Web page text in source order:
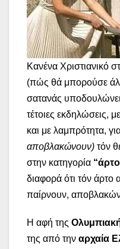
Κανένα Χριστιανικό
(πώς θά μπορούσε
σατανάς
τέτοιες εκδηλώσεις,
και με λαμπρότητα,
αποβλακώνουν) τόν
στην κατηγορία
διαφορά ότι τόν άρτο
παίρνουν,
Η αφή της
της από την αρχαία